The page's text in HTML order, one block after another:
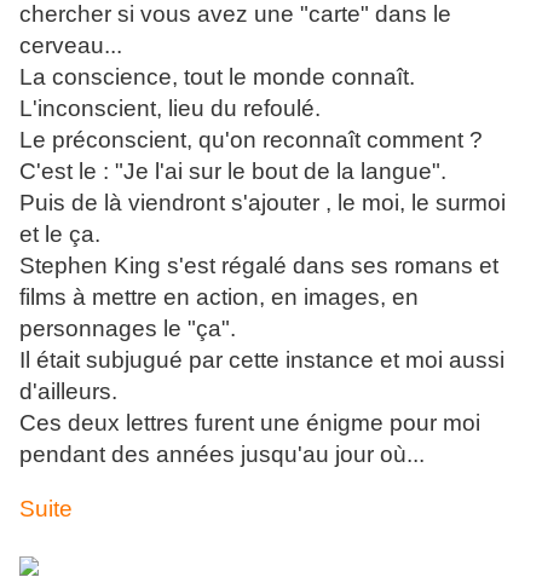
chercher si vous avez une "carte" dans le
cerveau...
La conscience, tout le monde connaît.
L'inconscient, lieu du refoulé.
Le préconscient, qu'on reconnaît comment ?
C'est le : "Je l'ai sur le bout de la langue".
Puis de là viendront s'ajouter , le moi, le surmoi
et le ça.
Stephen King s'est régalé dans ses romans et
films à mettre en action, en images, en
personnages le "ça".
Il était subjugué par cette instance et moi aussi
d'ailleurs.
Ces deux lettres furent une énigme pour moi
pendant des années jusqu'au jour où...
Suite